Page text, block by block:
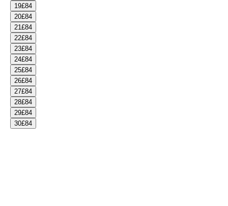
19£84
20£84
21£84
22£84
23£84
24£84
25£84
26£84
27£84
28£84
29£84
30£84